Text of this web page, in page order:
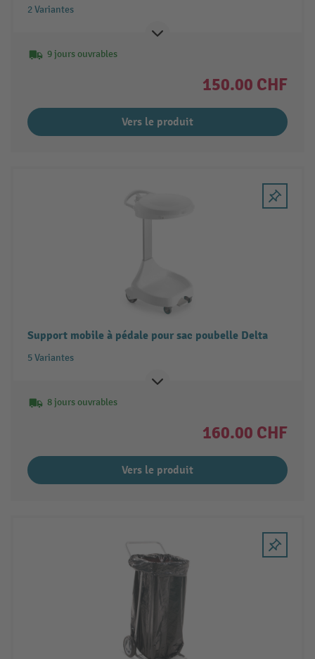
2 Variantes
9 jours ouvrables
150.00 CHF
Vers le produit
Support mobile à pédale pour sac poubelle Delta
5 Variantes
8 jours ouvrables
160.00 CHF
Vers le produit